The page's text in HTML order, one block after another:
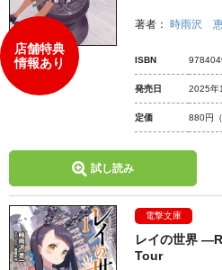
店舗特典
情報あり
著者： 時雨沢
ISBN
発売日 2025年
定価 880円
試し読み
電撃文庫
レイの世界
Tour